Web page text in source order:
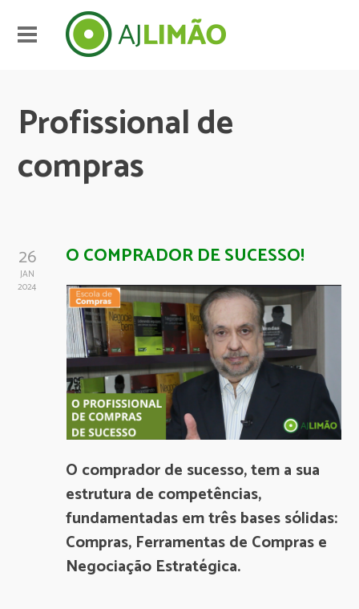
Profissional de
compras
26
JAN
2024
O COMPRADOR DE SUCESSO!
O comprador de sucesso, tem a sua
estrutura de competências,
fundamentadas em três bases sólidas:
Compras, Ferramentas de Compras e
Negociação Estratégica.